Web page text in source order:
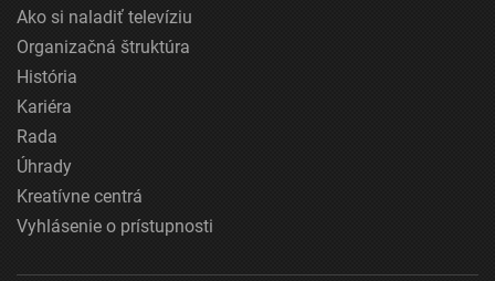
Ako si naladiť televíziu
Organizačná štruktúra
História
Kariéra
Rada
Úhrady
Kreatívne centrá
Vyhlásenie o prístupnosti